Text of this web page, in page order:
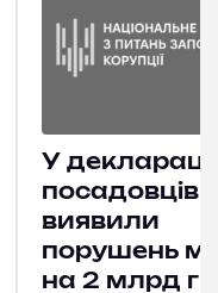
У
посадовців
виявили
порушень
на 2 млрд